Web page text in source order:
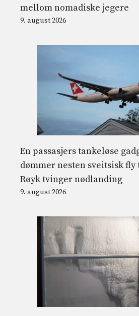
mellom nomadiske jegere
9. august 2026
En passasjers tankeløse
dømmer nesten sveitsisk fly
Røyk tvinger nødlanding
9. august 2026